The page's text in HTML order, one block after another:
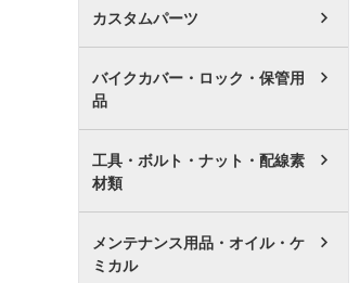
カスタムパーツ
バイクカバー・ロック・保管用
品
工具・ボルト・ナット・配線素
材類
メンテナンス用品・オイル・ケ
ミカル